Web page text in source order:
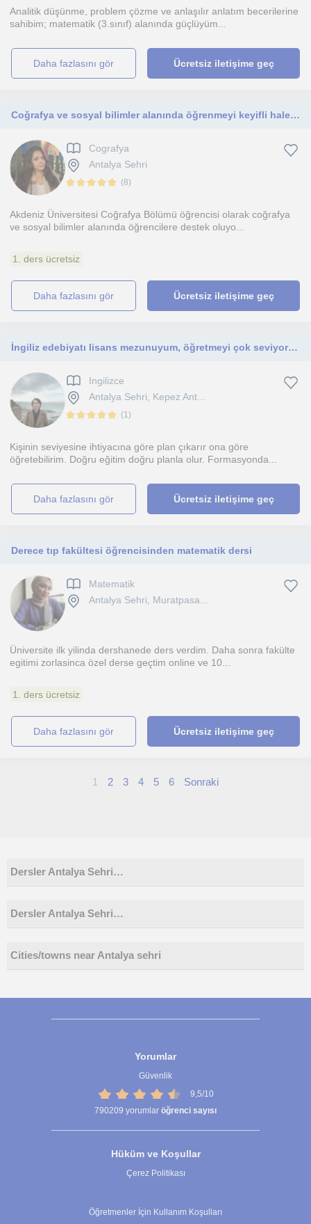
Analitik düşünme, problem çözme ve anlaşılır anlatım becerilerine
sahibim; matematik (3.sınıf) alanında güçlüyüm...
daha fazlasını gör Ücretsiz iletişime geç
Coğrafya ve sosyal bilimler alanında öğrenmeyi keyifli hale getiren, konuları günlük yaşamla ilişkilendirerek anlatırım
Cografya
Antalya Sehri
(8)
Akdeniz Üniversitesi Coğrafya Bölümü öğrencisi olarak coğrafya
ve sosyal bilimler alanında öğrencilere destek oluyo...
1. ders ücretsiz
daha fazlasını gör Ücretsiz iletişime geç
İngiliz edebiyatı lisans mezunuyum, öğretmeyi çok seviyorum , Antalya
Ingilizce
Antalya Sehri, Kepez Ant...
(1)
Kişinin seviyesine ihtiyacına göre plan çıkarır ona göre
öğretebilirim. Doğru eğitim doğru planla olur. Formasyonda...
daha fazlasını gör Ücretsiz iletişime geç
Derece tıp fakültesi öğrencisinden matematik dersi
Matematik
Antalya Sehri, Muratpasa...
Üniversite ilk yilinda dershanede ders verdim. Daha sonra fakülte
egitimi zorlasinca özel derse geçtim online ve 10...
1. ders ücretsiz
daha fazlasını gör Ücretsiz iletişime geç
1 2 3 4 5 6 Sonraki
Dersler Antalya Sehri…
Dersler Antalya Sehri…
Cities/towns near Antalya sehri
Yorumlar
Güvenlik
9,5/10
790209 yorumlar öğrenci sayısı
Hüküm ve Koşullar
Çerez Politikası
Öğretmenler İçin Kullanım Koşulları